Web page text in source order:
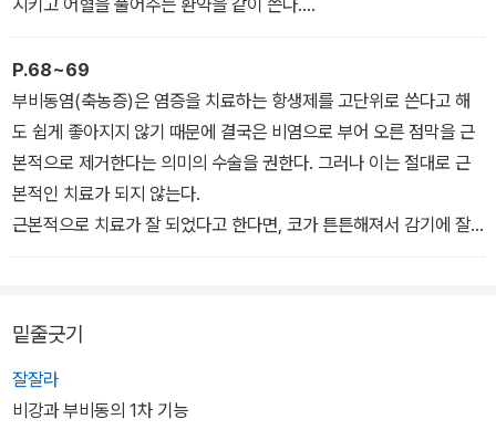
이 건강해지기까지 하니 일석이조의 방법이다.
시키고 어혈을 풀어주는 환약을 같이 쓴다.
비점막 사혈법과 더불어 개발된 석션법은 네 쌍의 부비동 공간의 농
을 구석구석 효과적으로 빼내 줄 수 있다. 따라서 부비동의 모든 기능
을 살려줄 수 있는 치료가 되므로, 안구건조증, 만성두통, 잦은 코피,
손톱뜯기, 코골이, 수면무호흡 등과 중이염, 이명, 난청, 돌발성 어지
럼 증 등의 메니에르병과 구강호흡 증상을 다스릴 수 있다.
P.68~69
부비동염(축농증)은 염증을 치료하는 항생제를 고단위로 쓴다고 해
도 쉽게 좋아지지 않기 때문에 결국은 비염으로 부어 오른 점막을 근
본적으로 제거한다는 의미의 수술을 권한다. 그러나 이는 절대로 근
본적인 치료가 되지 않는다.
근본적으로 치료가 잘 되었다고 한다면, 코가 튼튼해져서 감기에 잘
걸리지 않고 부비동염에 잘 걸리지 않는다는 것을 뜻할 것이다. 그러
왜냐하면 수술을 한다고 해서 비점막 자체가 튼튼해지지도 않을 뿐더
러, 수술이 면역기능을 향상시켜주지도 않기 때문이다. 게다가 수술
을 하지 말아야 하는 가장 중요한 이유는 수술을 하게 되면 비강과 부
밑줄긋기
잘잘라
비강과 부비동의 1차 기능